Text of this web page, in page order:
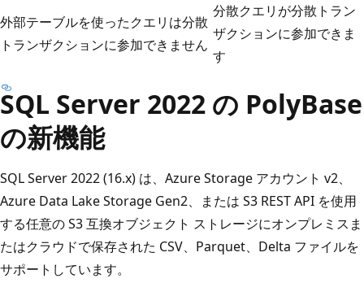
外部テーブルを使ったクエリは分散
トランザクションに参加できません
分散クエリが分散トラン
ザクションに参加できま
す
SQL Server 2022 の PolyBase
の新機能
SQL Server 2022 (16.x) は、Azure Storage アカウント v2、
Azure Data Lake Storage Gen2、または S3 REST API を使用
する任意の S3 互換オブジェクト ストレージにオンプレミスま
たはクラウドで保存された CSV、Parquet、Delta ファイルを
サポートしています。